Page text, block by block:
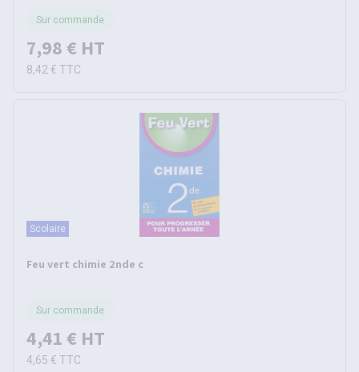
Sur commande
7,98 € HT
8,42 € TTC
Scolaire
Feu vert chimie 2nde c
Sur commande
4,41 € HT
4,65 € TTC